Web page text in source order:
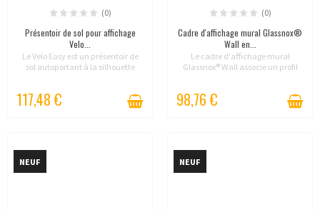
(0)
Présentoir de sol pour affichage
Velo...
Le Velo Easy est un présentoir de
sol autoportant à la silhouette
cadres d'information de votre
117,48 €
(0)
Cadre d'affichage mural Glassnox®
Wall en...
Le cadre d'affichage mural
Glassnox® Wall associe un profil
transparent. La feuille se remplace
98,76 €
NEUF NEUF